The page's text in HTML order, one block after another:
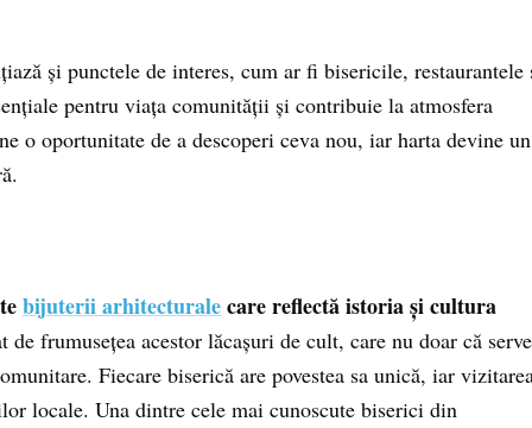
și punctele de interes, cum ar fi bisericile, restaurantele
pentru viața comunității și contribuie la atmosfera
o oportunitate de a descoperi ceva nou, iar harta devine un
bijuterii arhitecturalecare reflectă istoria și cultura
frumusețea acestor lăcașuri de cult, care nu doar că
Fiecare biserică are povestea sa unică, iar
locale. Una dintre cele mai cunoscute biserici din